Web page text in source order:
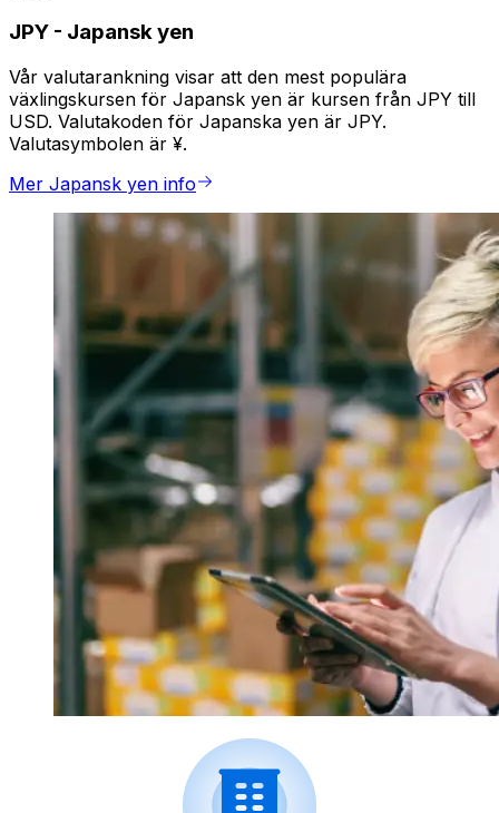
JPY - Japansk yen
Vår valutarankning visar att den mest populära
växlingskursen för Japansk yen är kursen från JPY till
USD. Valutakoden för Japanska yen är JPY.
Valutasymbolen är ¥.
Mer Japansk yen info